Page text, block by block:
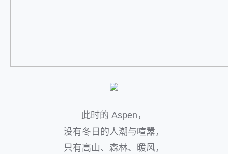
此时的 Aspen，
没有冬日的人潮与喧嚣，
只有高山、森林、暖风，